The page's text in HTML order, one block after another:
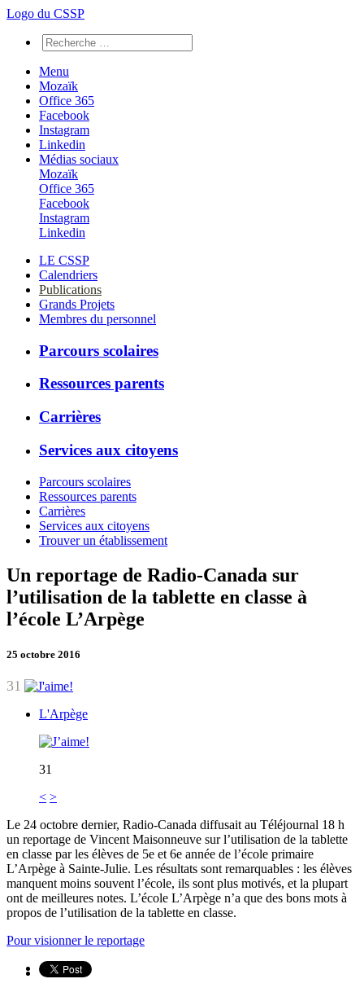
Logo du CSSP
Menu
Mozaïk
Office 365
Facebook
Instagram
Linkedin
Médias sociaux
Mozaïk
Office 365
Facebook
Instagram
Linkedin
LE CSSP
Calendriers
Publications
Grands Projets
Membres du personnel
Parcours scolaires
Ressources parents
Carrières
Services aux citoyens
Parcours scolaires
Ressources parents
Carrières
Services aux citoyens
Trouver un établissement
Un reportage de Radio-Canada sur
l’utilisation de la tablette en classe à
l’école L’Arpège
25 octobre 2016
31
L'Arpège
31
< >
Le 24 octobre dernier, Radio-Canada diffusait au Téléjournal 18 h
un reportage de Vincent Maisonneuve sur l’utilisation de la tablette
en classe par les élèves de 5e et 6e année de l’école primaire
L’Arpège à Sainte-Julie. Les résultats sont remarquables : les élèves
manquent moins souvent l’école, ils sont plus motivés, et la plupart
ont de meilleures notes. L’école L’Arpège n’a que des bons mots à
propos de l’utilisation de la tablette en classe.
Pour visionner le reportage